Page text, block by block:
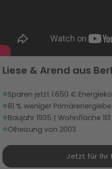
Liese & Arend aus
Sparen jetzt 1.650 €
81 % weniger
Baujahr 1935 | Wohnfläche 113
Ölheizung von 2003
Jetzt für Ihr